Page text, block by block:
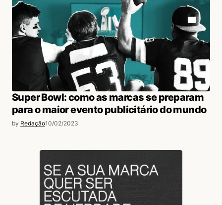
Super Bowl: como as marcas se preparam
para o maior evento publicitário do mundo
by Redação10/02/2023